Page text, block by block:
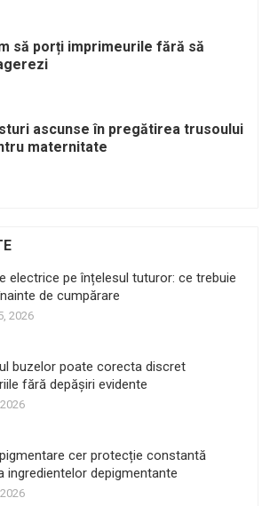
să porți imprimeurile fără să
ascunse în pregătirea trusoului
maternitate
electrice pe înțelesul tuturor: ce trebuie
de cumpărare
2026
buzelor poate corecta discret
fără depășiri evidente
cer protecție constantă
ingredientelor depigmentante